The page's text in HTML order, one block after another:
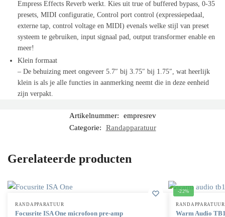
Empress Effects Reverb werkt. Kies uit true of buffered bypass, 0-35
presets, MIDI configuratie, Control port control (expressiepedaal,
externe tap, control voltage en MIDI) evenals welke stijl van preset
systeem te gebruiken, input signaal pad, output transformer enable en
meer!
Klein formaat
– De behuizing meet ongeveer 5.7″ bij 3.75″ bij 1.75″, wat heerlijk
klein is als je alle functies in aanmerking neemt die in deze eenheid
zijn verpakt.
Artikelnummer:
empresrev
Categorie:
Randapparatuur
Gerelateerde producten
RANDAPPARATUUR
Focusrite ISA One microfoon pre-amp
-22%
RANDAPPARATUUR
Warm Audio